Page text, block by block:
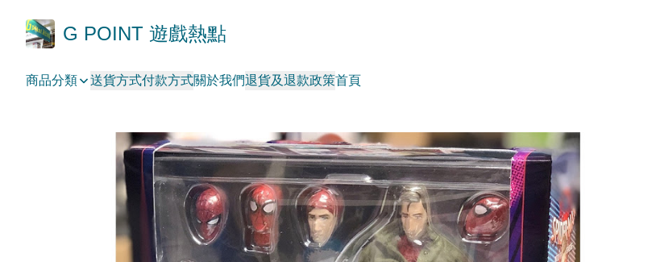
G POINT 遊戲熱點
商品分類 送貨方式付款方式關於我們退貨及退款政策首頁